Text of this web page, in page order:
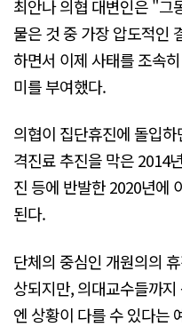
최안나 의협 대변인은 "그
물은 것 중 가장 압도적인
하면서 이제 사태를 조속
미를 부여했다.
의협이 집단휴진에 돌입
격진료 추진을 막은 2014
진 등에 반발한 2020년에
된다.
단체의 중심인 개원의의
상되지만, 의대교수들까
엔 상황이 다를 수 있다는